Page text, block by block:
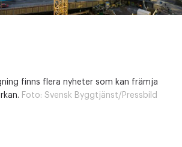
finns flera nyheter som kan främja
Foto: Svensk Byggtjänst/Pressbild